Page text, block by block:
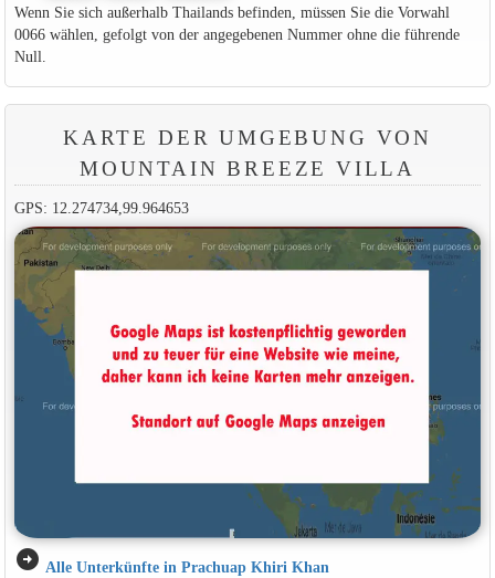
Wenn Sie sich außerhalb Thailands befinden, müssen Sie die Vorwahl
0066 wählen, gefolgt von der angegebenen Nummer ohne die führende
Null.
KARTE DER UMGEBUNG VON
MOUNTAIN BREEZE VILLA
GPS: 12.274734,99.964653
arrow_circle_right Alle Unterkünfte in Prachuap Khiri Khan